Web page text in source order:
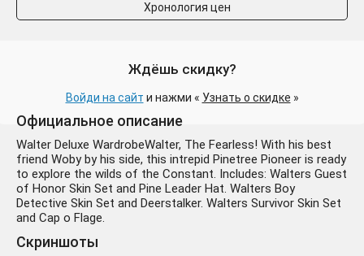
Хронология цен
Ждёшь скидку?
Войди на сайт и нажми « Узнать о скидке »
Официальное описание
Walter Deluxe WardrobeWalter, The Fearless! With his best
friend Woby by his side, this intrepid Pinetree Pioneer is ready
to explore the wilds of the Constant. Includes: Walters Guest
of Honor Skin Set and Pine Leader Hat. Walters Boy
Detective Skin Set and Deerstalker. Walters Survivor Skin Set
and Cap o Flage.
Скриншоты